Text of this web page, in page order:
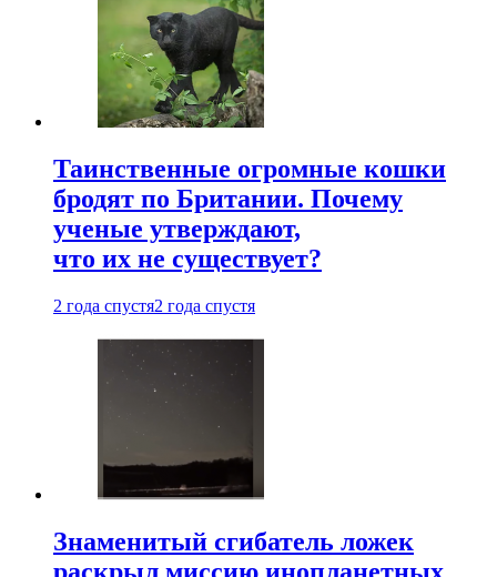
Таинственные огромные кошки
бродят по Британии. Почему
ученые утверждают,
что их не существует?
2 года спустя2 года спустя
Знаменитый сгибатель ложек
раскрыл миссию инопланетных